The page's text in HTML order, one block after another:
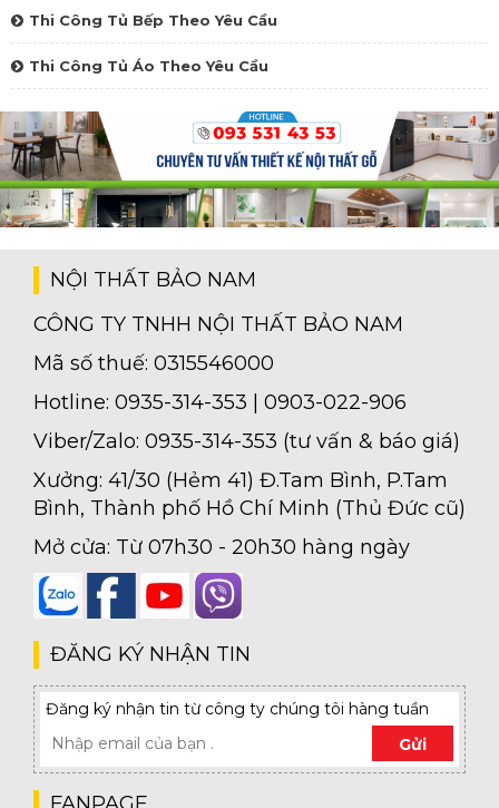
Thi Công Tủ Bếp Theo Yêu Cầu
Thi Công Tủ Áo Theo Yêu Cầu
NỘI THẤT BẢO NAM
CÔNG TY TNHH NỘI THẤT BẢO NAM
Mã số thuế: 0315546000
Hotline: 0935-314-353 | 0903-022-906
Viber/Zalo: 0935-314-353 (tư vấn & báo giá)
Xưởng: 41/30 (Hẻm 41) Đ.Tam Bình, P.Tam
Bình, Thành phố Hồ Chí Minh (Thủ Đức cũ)
Mở cửa: Từ 07h30 - 20h30 hàng ngày
ĐĂNG KÝ NHẬN TIN
Đăng ký nhận tin từ công ty chúng tôi hàng tuần
Gửi